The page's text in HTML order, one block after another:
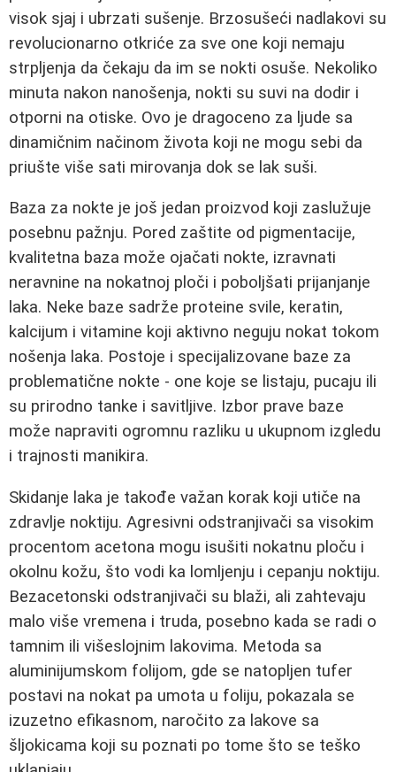
visok sjaj i ubrzati sušenje. Brzosušeći nadlakovi su
revolucionarno otkriće za sve one koji nemaju
strpljenja da čekaju da im se nokti osuše. Nekoliko
minuta nakon nanošenja, nokti su suvi na dodir i
otporni na otiske. Ovo je dragoceno za ljude sa
dinamičnim načinom života koji ne mogu sebi da
priušte više sati mirovanja dok se lak suši.
Baza za nokte je još jedan proizvod koji zaslužuje
posebnu pažnju. Pored zaštite od pigmentacije,
kvalitetna baza može ojačati nokte, izravnati
neravnine na nokatnoj ploči i poboljšati prijanjanje
laka. Neke baze sadrže proteine svile, keratin,
kalcijum i vitamine koji aktivno neguju nokat tokom
nošenja laka. Postoje i specijalizovane baze za
problematične nokte - one koje se listaju, pucaju ili
su prirodno tanke i savitljive. Izbor prave baze
može napraviti ogromnu razliku u ukupnom izgledu
i trajnosti manikira.
Skidanje laka je takođe važan korak koji utiče na
zdravlje noktiju. Agresivni odstranjivači sa visokim
procentom acetona mogu isušiti nokatnu ploču i
okolnu kožu, što vodi ka lomljenju i cepanju noktiju.
Bezacetonski odstranjivači su blaži, ali zahtevaju
malo više vremena i truda, posebno kada se radi o
tamnim ili višeslojnim lakovima. Metoda sa
aluminijumskom folijom, gde se natopljen tufer
postavi na nokat pa umota u foliju, pokazala se
izuzetno efikasnom, naročito za lakove sa
šljokicama koji su poznati po tome što se teško